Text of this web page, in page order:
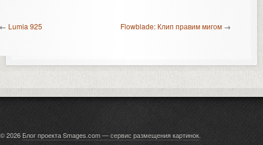
Lumia 925 Flowblade: Клип правим мигом →
© 2026 Блог проекта Smages.com — сервис размещения картинок.